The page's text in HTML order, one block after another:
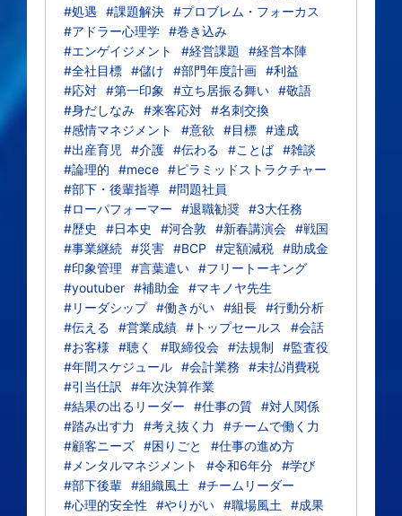
#処遇
#課題解決 #プロブレム・フォーカス
#アドラー心理学 #巻き込み
#エンゲイジメント
#経営課題
#経営本陣
#全社目標 #儲け #部門年度計画 #利益
#応対 #第一印象 #立ち居振る舞い #敬語
#身だしなみ #来客応対 #名刺交換
#感情マネジメント
#意欲 #目標 #達成
#出産育児
#介護 #伝わる #ことば #雑談
#論理的
#mece #ピラミッドストラクチャー
#部下・後輩指導 #問題社員
#ローパフォーマー
#退職勧奨 #3大任務
#歴史
#日本史 #河合敦 #新春講演会 #戦国
#事業継続 #災害 #BCP #定額減税 #助成金
#印象管理
#言葉遣い #フリートーキング
#youtuber #補助金
#マキノヤ先生
#リーダシップ #働きがい #組長 #行動分析
#伝える
#営業成績 #トップセールス
#会話
#お客様
#聴く #取締役会 #法規制
#監査役
#年間スケジュール #会計業務
#未払消費税
#引当仕訳
#年次決算作業
#結果の出るリーダー
#仕事の質 #対人関係
#踏み出す力
#考え抜く力
#チームで働く力
#顧客ニーズ #困りごと
#仕事の進め方
#メンタルマネジメント
#令和6年分 #学び
#部下後輩 #組織風土
#チームリーダー
#心理的安全性
#やりがい #職場風土
#成果